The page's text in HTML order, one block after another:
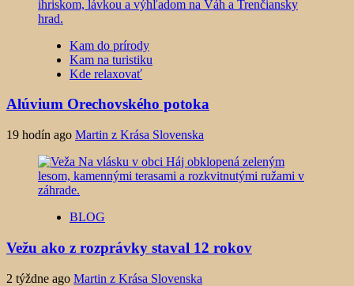
Kam do prírody
Kam na turistiku
Kde relaxovať
Alúvium Orechovského potoka
19 hodín ago Martin z Krása Slovenska
BLOG
Vežu ako z rozprávky staval 12 rokov
2 týždne ago Martin z Krása Slovenska